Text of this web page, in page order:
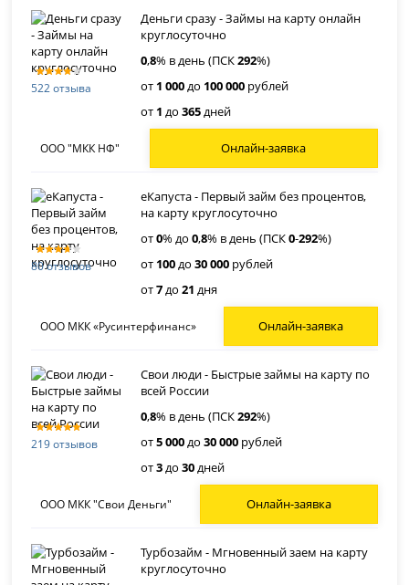
522 отзыва
Деньги сразу - Займы на карту онлайн
круглосуточно
0,8% в день (ПСК292%)
от 1 000до 100 000 рублей
от 1 до365дней
ООО "МКК НФ" Онлайн-заявка
80 отзывов
еКапуста - Первый займ без процентов,
на карту круглосуточно
от0% до0,8% в день (ПСК0-292%)
от 100до30 000 рублей
от7до21 дня
ООО МКК «Русинтерфинанс» Онлайн-заявка
219 отзывов
Свои люди - Быстрые займы на карту по
всей России
0,8% в день (ПСК292%)
от5 000до30 000 рублей
от3до30дней
ООО МКК "Свои Деньги" Онлайн-заявка
Турбозайм - Мгновенный заем на карту
круглосуточно